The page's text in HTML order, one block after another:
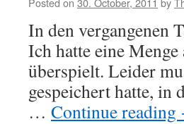
In den vergangenen
Ich hatte eine
überspielt. Leider
gespeichert hatte,
… Continue reading